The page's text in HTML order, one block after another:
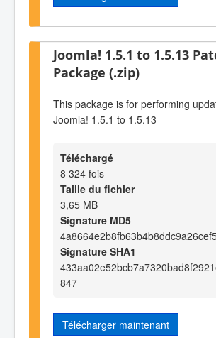
Joomla! 1.5.1 to 1.5.13
Package (.zip)
This package is for performing
Joomla! 1.5.1 to 1.5.13
Téléchargé
8 324 fois
Taille du fichier
3,65 MB
Signature MD5
Signature SHA1
847
Télécharger maintenant